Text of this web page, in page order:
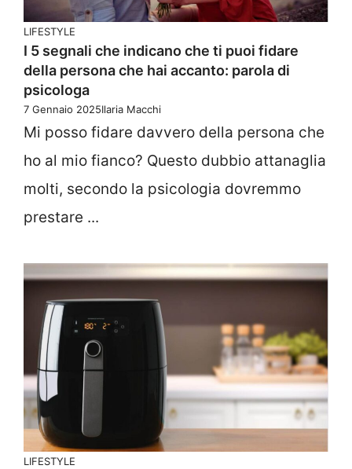
LIFESTYLE
I 5 segnali che indicano che ti puoi fidare
della persona che hai accanto: parola di
psicologa
7 Gennaio 2025Ilaria Macchi
Mi posso fidare davvero della persona che
ho al mio fianco? Questo dubbio attanaglia
molti, secondo la psicologia dovremmo
prestare ...
LIFESTYLE